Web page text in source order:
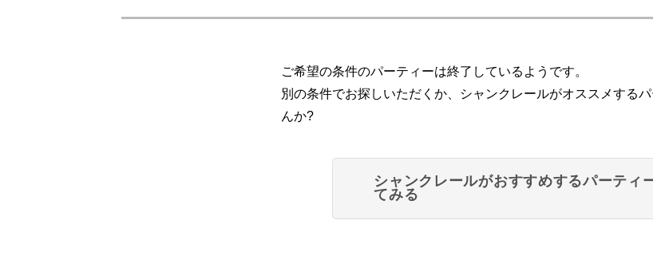
ご希望の条件のパーティーは終了しているようです。
別の条件でお探しいただくか、シャンクレールがオススメする
んか?
シャンクレールがおすすめするパーティ
てみる